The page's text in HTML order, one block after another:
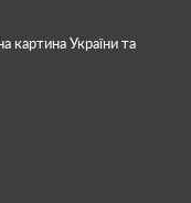
картина України та